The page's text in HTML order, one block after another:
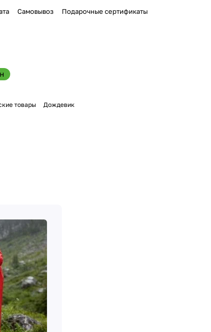
Самовывоз Подарочные сертификаты
товары Дождевик